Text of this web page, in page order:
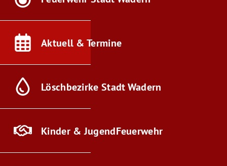
Aktuell & Termine
Löschbezirke Stadt Wadern
Kinder & JugendFeuerwehr